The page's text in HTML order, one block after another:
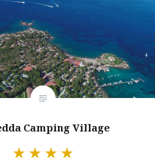
Camping Village